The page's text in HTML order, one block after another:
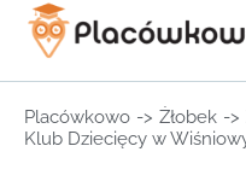
Placówkowo -> Żłobek ->
Klub Dziecięcy w